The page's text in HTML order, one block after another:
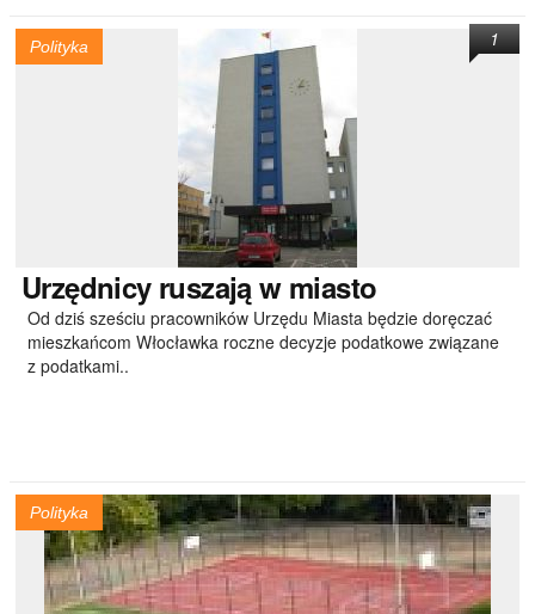
Polityka
Urzędnicyruszają w miasto
Od dziś sześciu pracowników Urzędu Miasta będzie doręczać
mieszkańcom Włocławka roczne decyzje podatkowe związane
z podatkami..
1
Polityka